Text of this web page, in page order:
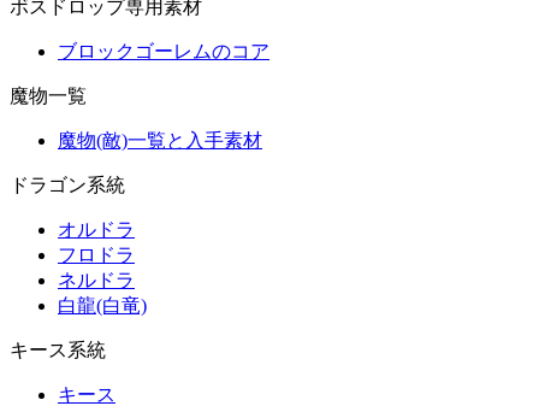
ボスドロップ専用素材
ブロックゴーレムのコア
魔物一覧
魔物(敵)一覧と入手素材
ドラゴン系統
オルドラ
フロドラ
ネルドラ
白龍(白竜)
キース系統
キース